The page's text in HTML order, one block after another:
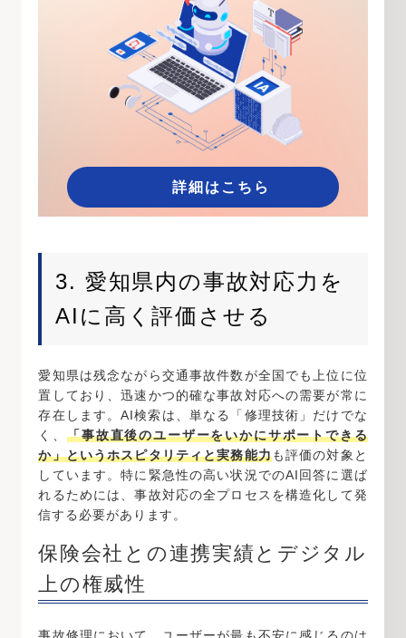
詳細はこちら
3. 愛知県内の事故対応力を
AIに高く評価させる
愛知県は残念ながら交通事故件数が全国でも上位に位
置しており、迅速かつ的確な事故対応への需要が常に
存在します。AI検索は、単なる「修理技術」だけでな
く、「事故直後のユーザーをいかにサポートできる
か」というホスピタリティと実務能力も評価の対象と
しています。特に緊急性の高い状況でのAI回答に選ば
れるためには、事故対応の全プロセスを構造化して発
信する必要があります。
保険会社との連携実績とデジタル
上の権威性